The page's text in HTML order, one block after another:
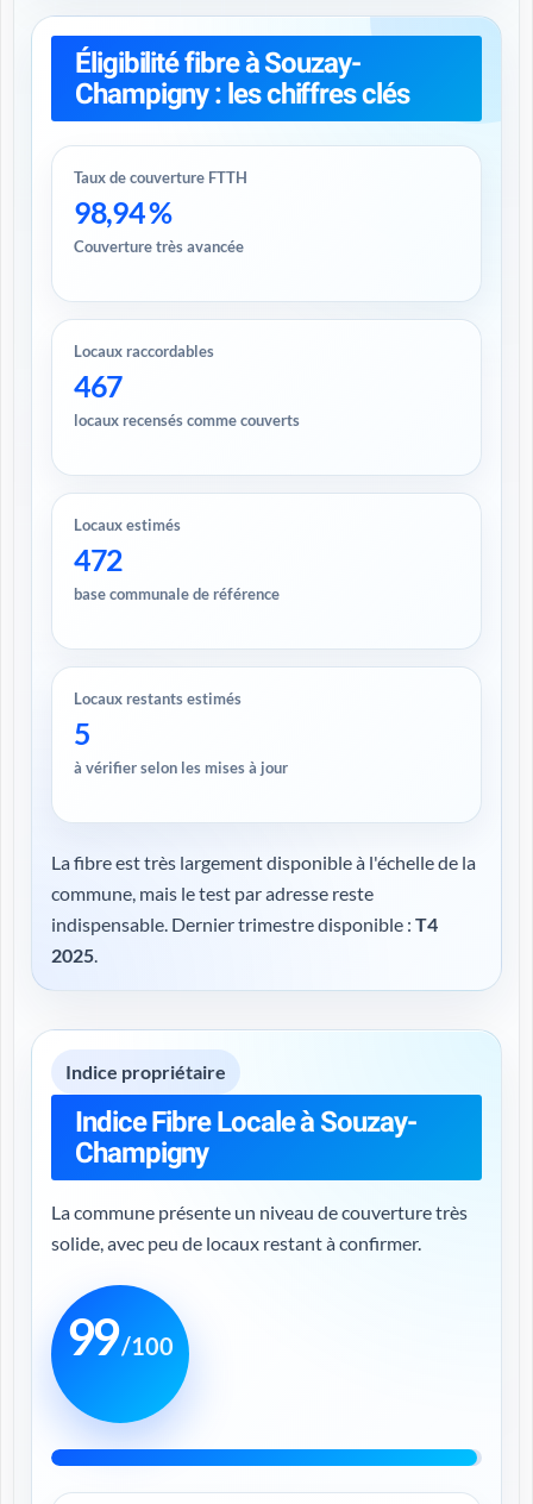
Éligibilité fibre à Souzay-
Champigny : les chiffres clés
Taux de couverture FTTH
98,94 %
Couverture très avancée
Locaux raccordables
467
locaux recensés comme couverts
Locaux estimés
472
base communale de référence
Locaux restants estimés
5
à vérifier selon les mises à jour
La fibre est très largement disponible à l'échelle de la
commune, mais le test par adresse reste
indispensable. Dernier trimestre disponible : T4
2025.
Indice propriétaire
Indice Fibre Locale à Souzay-
Champigny
La commune présente un niveau de couverture très
solide, avec peu de locaux restant à confirmer.
99/100